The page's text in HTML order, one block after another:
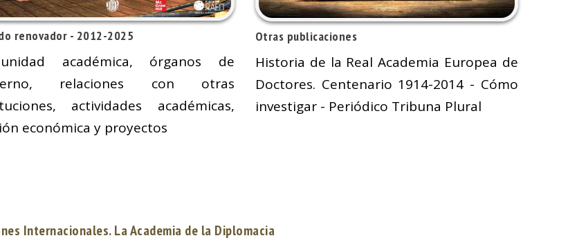
renovador - 2012-2025
académica, órganos de
relaciones con otras
actividades académicas,
económica y proyectos
Otras publicaciones
Historia de la Real Academia Europea de
Doctores. Centenario 1914-2014 - Cómo
investigar - Periódico Tribuna Plural
Internacionales. La Academia de la Diplomacia